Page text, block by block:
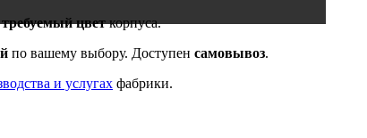
цветкорпуса.
по вашему выбору. Доступен самовывоз.
и услугах фабрики.